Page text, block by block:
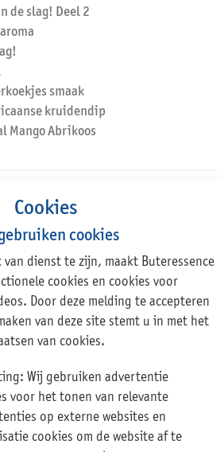
de slag! Deel 2
smaak
kruidendip
Mango Abrikoos
BZ ZAANDAM
11
Cookies
cookies
van dienst te zijn, maakt Buteressence
cookies en cookies voor
Door deze melding te accepteren
van deze site stemt u in met het
van cookies.
Wij gebruiken advertentie
voor het tonen van relevante
op externe websites en
cookies om de website af te